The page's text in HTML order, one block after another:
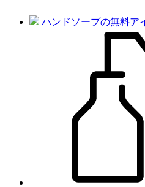
ハンドソープの無料ア